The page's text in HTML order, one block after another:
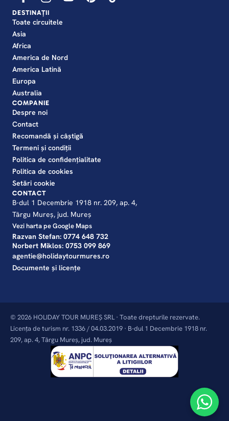
DESTINAȚII
Toate circuitele
Asia
Africa
America de Nord
America Latină
Europa
Australia
COMPANIE
Despre noi
Contact
Recomandă și câștigă
Termeni și condiții
Politica de confidențialitate
Politica de cookies
Setări cookie
CONTACT
B-dul 1 Decembrie 1918 nr. 209, ap. 4,
Târgu Mureș, jud. Mureș
Vezi harta pe Google Maps
Razvan Stefan: 0774 648 732
Norbert Miklos: 0753 099 869
agentie@holidaytourmures.ro
Documente și licențe
© 2026 HOLIDAY TOUR MUREȘ SRL · Toate drepturile rezervate.
Licența de turism nr. 1336 / 04.03.2019 · B-dul 1 Decembrie 1918 nr.
209, ap. 4, Târgu Mureș, jud. Mureș